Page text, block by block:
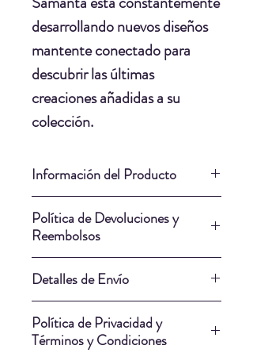
desarrollando nuevos diseños
mantente conectado para
descubrir las últimas
creaciones añadidas a su
colección.
Información del Producto
Pintura: Acrilica.
presion.
Pegamento: Al Frio.
Largo: 1.3cm.
Política de Devoluciones y
Reembolsos
y Reembolsos cumple
Ecuador y tiene como objetivo
ofrecer un marco justo y
Detalles de Envío
empresa de envío puede entregar
Política de Privacidad y
Términos y Condiciones